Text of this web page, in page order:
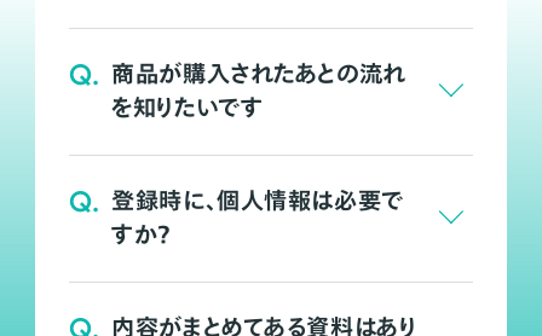
Q. 商品が購入されたあとの流れ
を知りたいです
Q. 登録時に、個人情報は必要で
すか？
Q. 内容がまとめてある資料はあり